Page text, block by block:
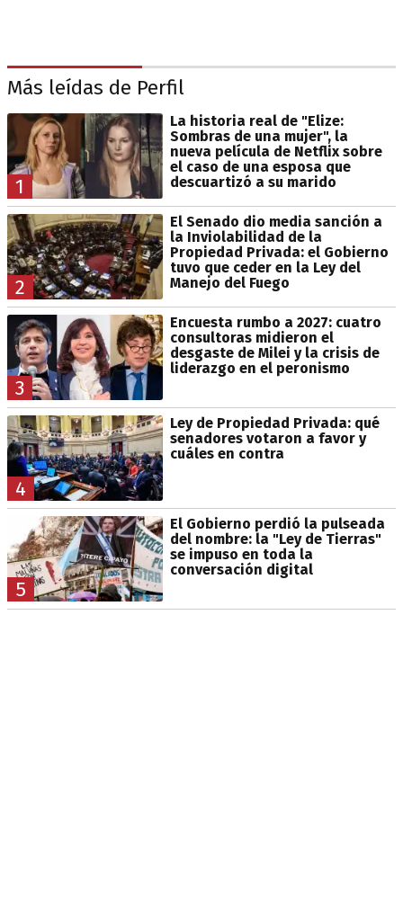
Más leídas de Perfil
1
La historia real de "Elize:
Sombras de una mujer", la
nueva película de Netflix sobre
el caso de una esposa que
descuartizó a su marido
2
El Senado dio media sanción a
la Inviolabilidad de la
Propiedad Privada: el Gobierno
tuvo que ceder en la Ley del
Manejo del Fuego
3
Encuesta rumbo a 2027: cuatro
consultoras midieron el
desgaste de Milei y la crisis de
liderazgo en el peronismo
4
Ley de Propiedad Privada: qué
senadores votaron a favor y
cuáles en contra
5
El Gobierno perdió la pulseada
del nombre: la "Ley de Tierras"
se impuso en toda la
conversación digital